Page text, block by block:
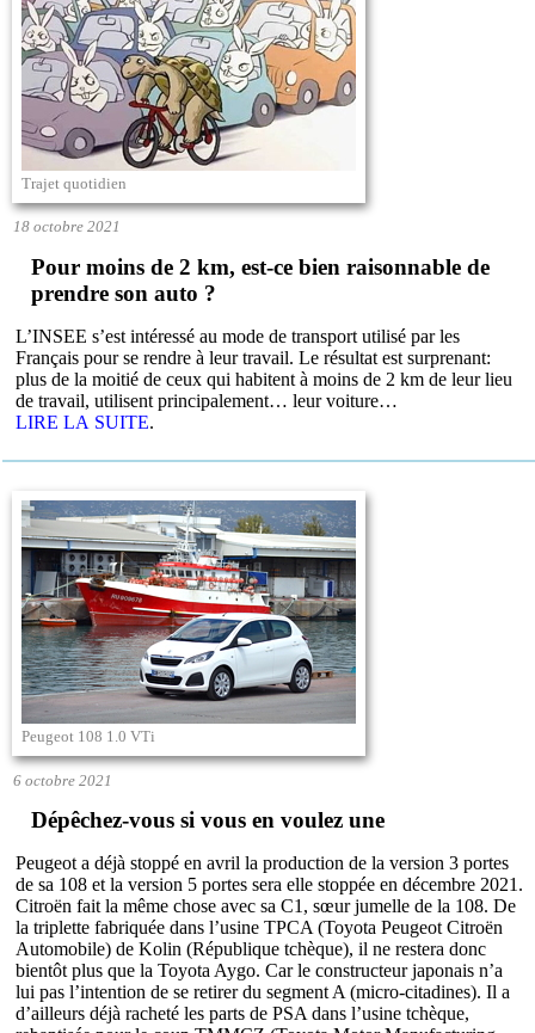
Trajet quotidien
18 octobre 2021
Pour moins de 2 km, est-ce bien raisonnable de
prendre son auto ?
L’INSEE s’est intéressé au mode de transport utilisé par les
Français pour se rendre à leur travail. Le résultat est surprenant:
plus de la moitié de ceux qui habitent à moins de 2 km de leur lieu
de travail, utilisent principalement… leur voiture…
LIRE LA SUITE.
Peugeot 108 1.0 VTi
6 octobre 2021
Dépêchez-vous si vous en voulez une
Peugeot a déjà stoppé en avril la production de la version 3 portes
de sa 108 et la version 5 portes sera elle stoppée en décembre 2021.
Citroën fait la même chose avec sa C1, sœur jumelle de la 108. De
la triplette fabriquée dans l’usine TPCA (Toyota Peugeot Citroën
Automobile) de Kolin (République tchèque), il ne restera donc
bientôt plus que la Toyota Aygo. Car le constructeur japonais n’a
lui pas l’intention de se retirer du segment A (micro-citadines). Il a
d’ailleurs déjà racheté les parts de PSA dans l’usine tchèque,